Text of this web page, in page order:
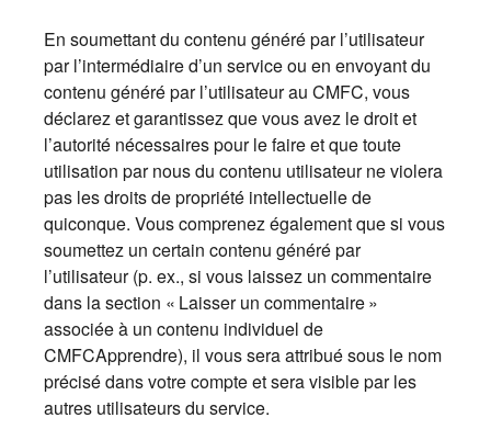
En soumettant du contenu généré par l’utilisateur
par l’intermédiaire d’un service ou en envoyant du
contenu généré par l’utilisateur au CMFC, vous
déclarez et garantissez que vous avez le droit et
l’autorité nécessaires pour le faire et que toute
utilisation par nous du contenu utilisateur ne violera
pas les droits de propriété intellectuelle de
quiconque. Vous comprenez également que si vous
soumettez un certain contenu généré par
l’utilisateur (p. ex., si vous laissez un commentaire
dans la section « Laisser un commentaire »
associée à un contenu individuel de
CMFCApprendre), il vous sera attribué sous le nom
précisé dans votre compte et sera visible par les
autres utilisateurs du service.